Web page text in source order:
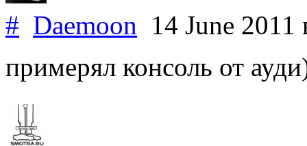
# Daemoon 14 June 2011
примерял консоль от